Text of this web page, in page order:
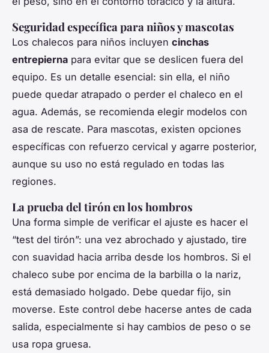
Seguridad específica para niños y mascotas
Los chalecos para niños incluyen cinchas
entrepierna para evitar que se deslicen fuera del
equipo. Es un detalle esencial: sin ella, el niño
puede quedar atrapado o perder el chaleco en el
agua. Además, se recomienda elegir modelos con
asa de rescate. Para mascotas, existen opciones
específicas con refuerzo cervical y agarre posterior,
aunque su uso no está regulado en todas las
regiones.
La prueba del tirón en los hombros
Una forma simple de verificar el ajuste es hacer el
“test del tirón”: una vez abrochado y ajustado, tire
con suavidad hacia arriba desde los hombros. Si el
chaleco sube por encima de la barbilla o la nariz,
está demasiado holgado. Debe quedar fijo, sin
moverse. Este control debe hacerse antes de cada
salida, especialmente si hay cambios de peso o se
usa ropa gruesa.